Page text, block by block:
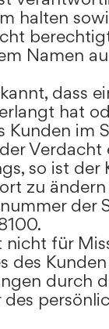
halten
Namen
dass
hat
Kunden im
Verdacht
so ist
zu
der
für
des
durch